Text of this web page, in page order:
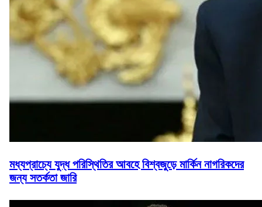
মধ্যপ্রাচ্যে যুদ্ধ পরিস্থিতির আবহে বিশ্বজুড়ে মার্কিন নাগরিকদের
জন্য সতর্কতা জারি